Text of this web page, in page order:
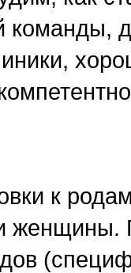
команды,
к
женщины.